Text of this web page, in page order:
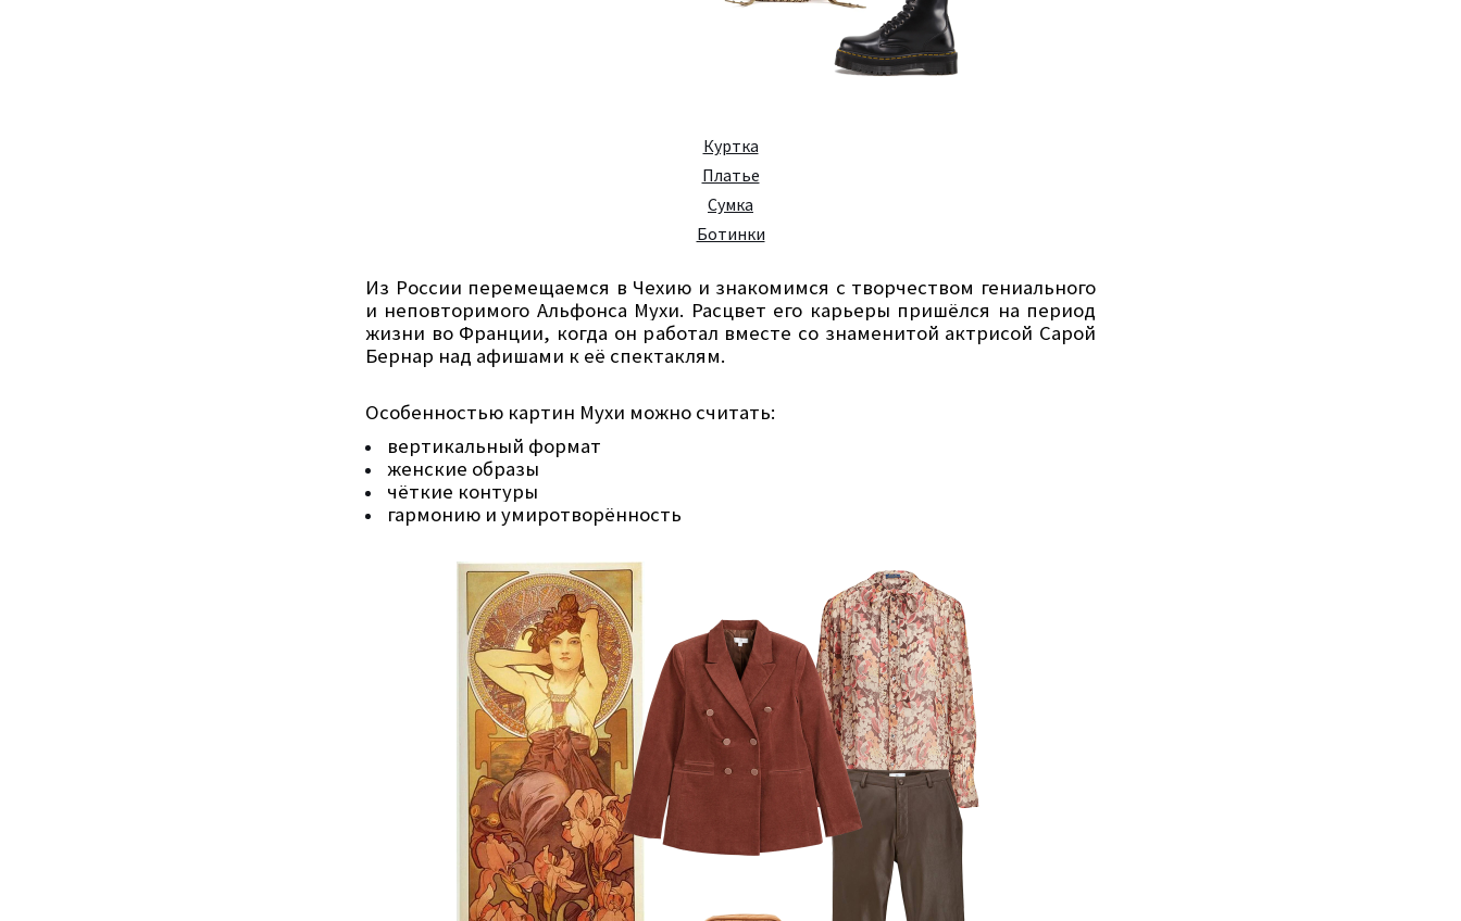
Куртка
Платье
Сумка
Ботинки
Из России перемещаемся в Чехию и знакомимся с творчеством гениального
и неповторимого Альфонса Мухи. Расцвет его карьеры пришёлся на период
жизни во Франции, когда он работал вместе со знаменитой актрисой Сарой
Бернар над афишами к её спектаклям.
Особенностью картин Мухи можно считать:
вертикальный формат
женские образы
чёткие контуры
гармонию и умиротворённость